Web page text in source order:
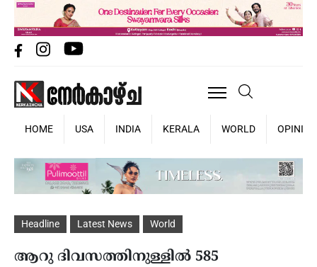
HOME USA INDIA KERALA WORLD OPINION
Headline Latest News World
ആറു ദിവസത്തിനുള്ളില്‍ 585